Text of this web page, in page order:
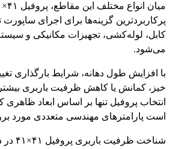
پرکاربردترین گزینه‌ها برای اجرای
کابل، لوله‌کشی، تجهیزات مکانیکی و
می‌شود.
با افزایش طول دهانه، شرایط بارگذاری
خیز، کمانش یا کاهش ظرفیت باربری
انتخاب پروفیل تنها بر اساس ابعاد
است پارامترهای مهندسی متعددی مورد
شناخت